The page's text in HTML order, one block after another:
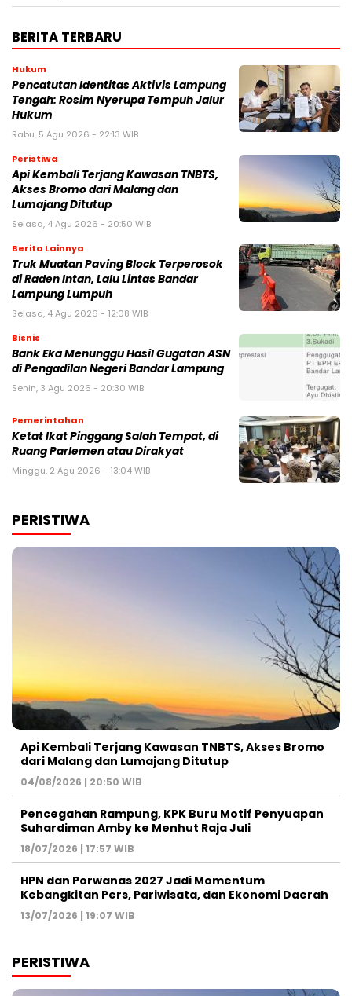
BERITA TERBARU
Hukum
Pencatutan Identitas Aktivis Lampung
Tengah: Rosim Nyerupa Tempuh Jalur
Hukum
Rabu, 5 Agu 2026 - 22:13 WIB
Peristiwa
Api Kembali Terjang Kawasan TNBTS,
Akses Bromo dari Malang dan
Lumajang Ditutup
Selasa, 4 Agu 2026 - 20:50 WIB
Berita Lainnya
Truk Muatan Paving Block Terperosok
di Raden Intan, Lalu Lintas Bandar
Lampung Lumpuh
Selasa, 4 Agu 2026 - 12:08 WIB
Bisnis
Bank Eka Menunggu Hasil Gugatan ASN
di Pengadilan Negeri Bandar Lampung
Senin, 3 Agu 2026 - 20:30 WIB
Pemerintahan
Ketat Ikat Pinggang Salah Tempat, di
Ruang Parlemen atau Dirakyat
Minggu, 2 Agu 2026 - 13:04 WIB
PERISTIWA
Api Kembali Terjang Kawasan TNBTS, Akses Bromo
dari Malang dan Lumajang Ditutup
04/08/2026 | 20:50 WIB
Pencegahan Rampung, KPK Buru Motif Penyuapan
Suhardiman Amby ke Menhut Raja Juli
18/07/2026 | 17:57 WIB
HPN dan Porwanas 2027 Jadi Momentum
Kebangkitan Pers, Pariwisata, dan Ekonomi Daerah
13/07/2026 | 19:07 WIB
PERISTIWA